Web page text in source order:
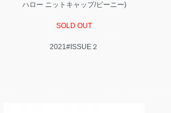
ハロー ニットキャップ/ビーニー)
SOLD OUT
2021#ISSUE２